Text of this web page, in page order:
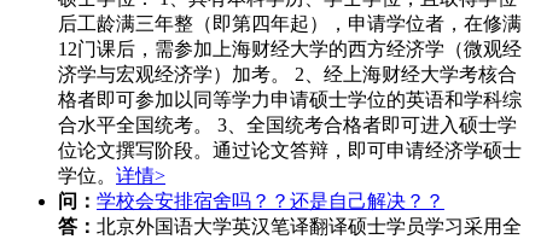
后工龄满三年整（即第四年起），申请学位者，在修满
12门课后，需参加上海财经大学的西方经济学（微观经
济学与宏观经济学）加考。 2、经上海财经大学考核合
格者即可参加以同等学力申请硕士学位的英语和学科综
合水平全国统考。 3、全国统考合格者即可进入硕士学
位论文撰写阶段。通过论文答辩，即可申请经济学硕士
学位。 详情>
问： 学校会安排宿舍吗？？还是自己解决？？
答： 北京外国语大学英汉笔译翻译硕士学员学习采用全